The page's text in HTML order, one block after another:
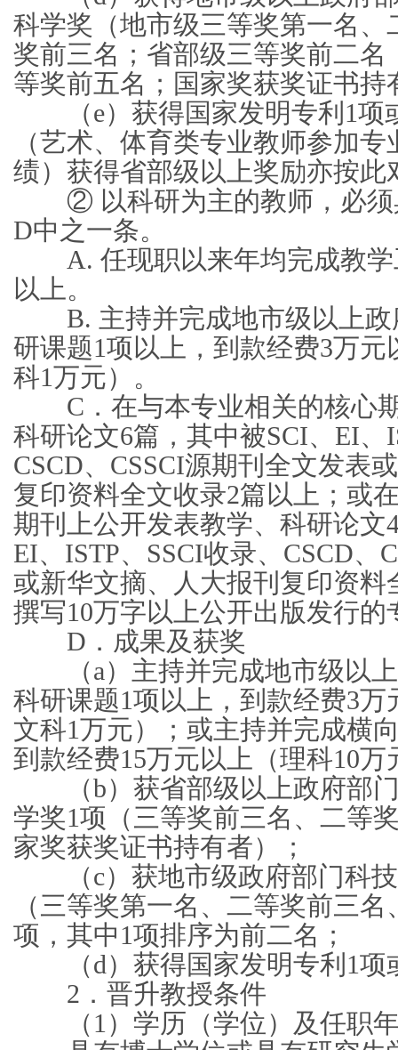
科学奖（地市级三等奖第一名、
奖前三名；省部级三等奖前二名
等奖前五名；国家奖获奖证书持
（e）获得国家发明专利1项
（艺术、体育类专业教师参加
绩）获得省部级以上奖励亦按此
② 以科研为主的教师，必须
D中之一条。
A. 任现职以来年均完成教学
以上。
B. 主持并完成地市级以上政
研课题1项以上，到款经费3万元
科1万元）。
C．在与本专业相关的核心
科研论文6篇，其中被SCI、EI、
CSCD、CSSCI源期刊全文发表
复印资料全文收录2篇以上；或
期刊上公开发表教学、科研论文
EI、ISTP、SSCI收录、CSCD、
或新华文摘、人大报刊复印资料
撰写10万字以上公开出版发行的
D．成果及获奖
（a）主持并完成地市级以上
科研课题1项以上，到款经费3万
文科1万元）；或主持并完成横
到款经费15万元以上（理科10
（b）获省部级以上政府部门
学奖1项（三等奖前三名、二等
家奖获奖证书持有者）；
（c）获地市级政府部门科技
（三等奖第一名、二等奖前三
项，其中1项排序为前二名；
（d）获得国家发明专利1项
2．晋升教授条件
（1）学历（学位）及任职